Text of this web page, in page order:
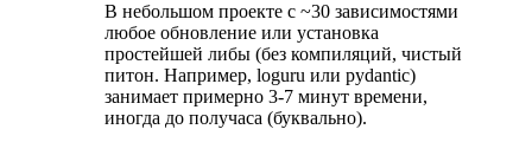
В небольшом проекте с ~30 зависимостями
любое обновление или установка
простейшей либы (без компиляций, чистый
питон. Например, loguru или pydantic)
занимает примерно 3-7 минут времени,
иногда до получаса (буквально).